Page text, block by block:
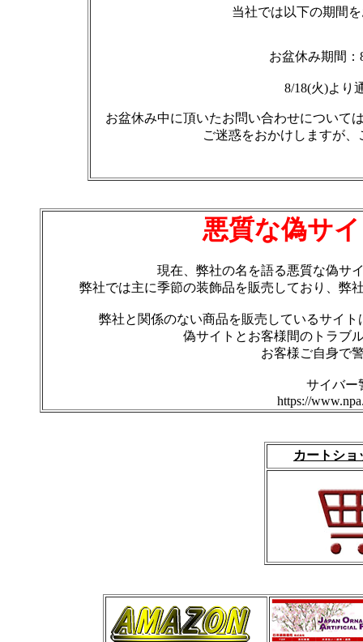
当社では以下の期間
お盆休み期間：
8/18(火)より
お盆休み中に頂いたお問い合わせについて
ご迷惑をおかけしますが
悪質な偽サ
現在、弊社の名を語る悪質な偽サ
弊社では主に季節の装飾品を販売しており、弊
弊社と関係のない商品を販売しているサイ
偽サイトとお客様間のトラブ
お客様ご自身で
サイバー
https://
カートシ